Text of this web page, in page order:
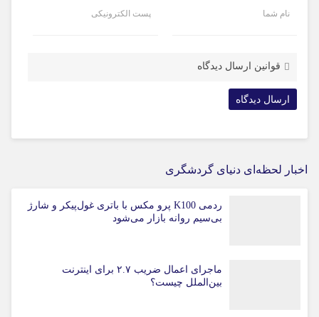
نام شما پست الکترونیکی
قوانین ارسال دیدگاه
اخبار لحظه‌ای دنیای گردشگری
ردمی K100 پرو مکس با باتری غول‌پیکر و شارژ
بی‌سیم روانه بازار می‌شود
ماجرای اعمال ضریب ۲.۷ برای اینترنت
بین‌الملل چیست؟